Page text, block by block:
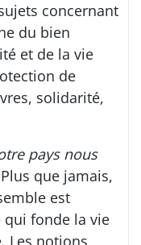
concernant
du bien
et de la vie
de
solidarité,
pays nous
Plus que jamais,
est
qui fonde la vie